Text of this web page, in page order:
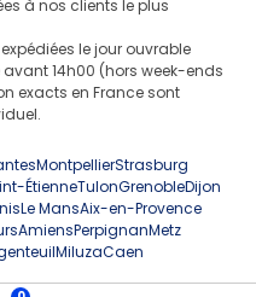
à nos clients le plus
le jour ouvrable
14h00 (hors week-ends
exacts en France sont
MontpellierStrasburg
ÉtienneTulonGrenobleDijon
Le MansAix-en-Provence
AmiensPerpignanMetz
MiluzaCaen